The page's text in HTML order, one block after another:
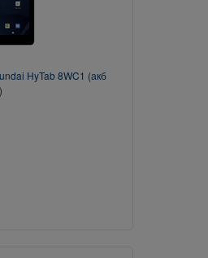
HyTab 8WC1 (акб